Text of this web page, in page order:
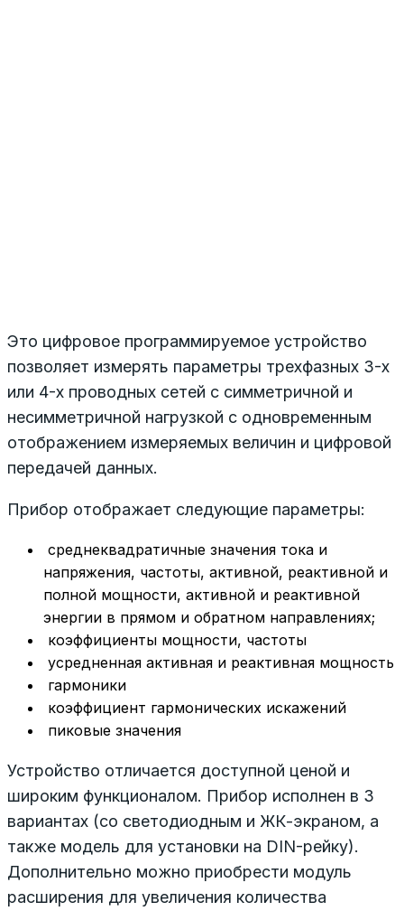
Это цифровое программируемое устройство
позволяет измерять параметры трехфазных 3-х
или 4-х проводных сетей с симметричной и
несимметричной нагрузкой с одновременным
отображением измеряемых величин и цифровой
передачей данных.
Прибор отображает следующие параметры:
среднеквадратичные значения тока и
напряжения, частоты, активной, реактивной и
полной мощности, активной и реактивной
энергии в прямом и обратном направлениях;
коэффициенты мощности, частоты
усредненная активная и реактивная мощность
гармоники
коэффициент гармонических искажений
пиковые значения
Устройство отличается доступной ценой и
широким функционалом. Прибор исполнен в 3
вариантах (со светодиодным и ЖК-экраном, а
также модель для установки на DIN-рейку).
Дополнительно можно приобрести модуль
расширения для увеличения количества